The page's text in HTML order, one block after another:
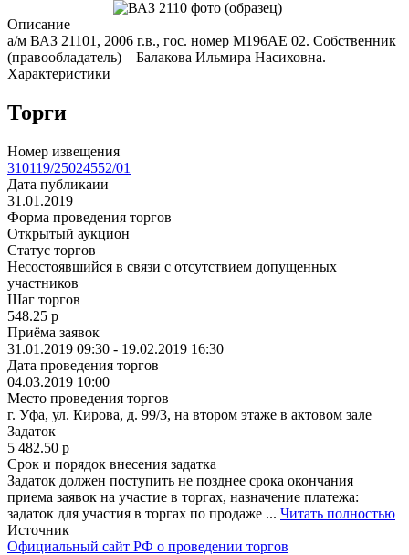
Описание
а/м ВАЗ 21101, 2006 г.в., гос. номер М196АЕ 02. Собственник
(правообладатель) – Балакова Ильмира Насиховна.
Характеристики
Торги
Номер извещения
310119/25024552/01
Дата публикаии
31.01.2019
Форма проведения торгов
Открытый аукцион
Статус торгов
Несостоявшийся в связи с отсутствием допущенных
участников
Шаг торгов
548.25 p
Приёма заявок
31.01.2019 09:30 - 19.02.2019 16:30
Дата проведения торгов
04.03.2019 10:00
Место проведения торгов
г. Уфа, ул. Кирова, д. 99/3, на втором этаже в актовом зале
Задаток
5 482.50 p
Срок и порядок внесения задатка
Задаток должен поступить не позднее срока окончания
приема заявок на участие в торгах, назначение платежа:
задаток для участия в торгах по продаже ... Читать полностью
Источник
Официальный сайт РФ о проведении торгов